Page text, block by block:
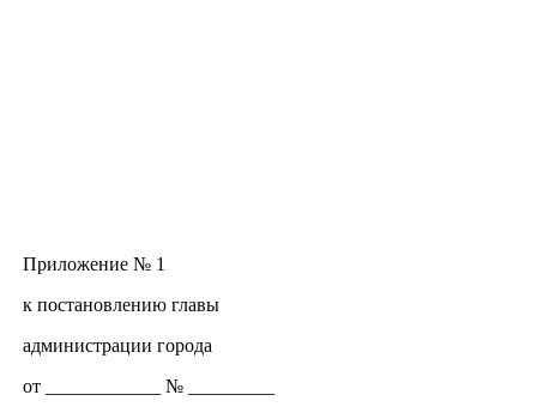
Приложение № 1
к постановлению главы
администрации города
от ____________ № _________